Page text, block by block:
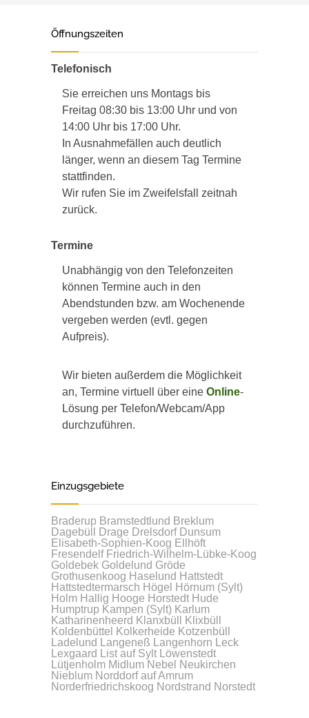
Öffnungszeiten
Telefonisch
Sie erreichen uns Montags bis
Freitag 08:30 bis 13:00 Uhr und von
14:00 Uhr bis 17:00 Uhr.
In Ausnahmefällen auch deutlich
länger, wenn an diesem Tag Termine
stattfinden.
Wir rufen Sie im Zweifelsfall zeitnah
zurück.
Termine
Unabhängig von den Telefonzeiten
können Termine auch in den
Abendstunden bzw. am Wochenende
vergeben werden (evtl. gegen
Aufpreis).
Wir bieten außerdem die Möglichkeit
an, Termine virtuell über eine Online-
Lösung per Telefon/Webcam/App
durchzuführen.
Einzugsgebiete
Braderup Bramstedtlund Breklum
Dagebüll
Drage Drelsdorf Dunsum
Elisabeth-Sophien-Koog Ellhöft
Fresendelf Friedrich-Wilhelm-Lübke-Koog
Goldebek Goldelund Gröde
Grothusenkoog Haselund Hattstedt
Hattstedtermarsch Högel
Hörnum (Sylt)
Holm Hallig Hooge Horstedt Hude
Humptrup Kampen (Sylt) Karlum
Katharinenheerd Klanxbüll
Klixbüll
Koldenbüttel
Kolkerheide Kotzenbüll
Ladelund
Langeneß Langenhorn
Leck
Lexgaard
List auf Sylt
Löwenstedt
Lütjenholm Midlum Nebel
Neukirchen
Nieblum Norddorf auf Amrum
Norderfriedrichskoog Nordstrand Norstedt